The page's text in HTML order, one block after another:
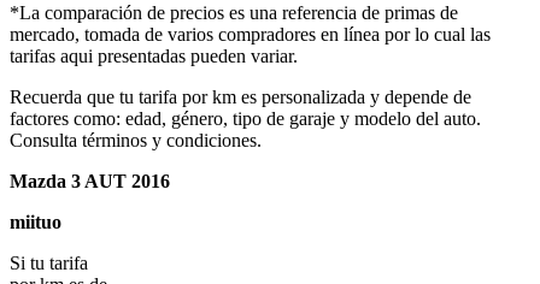
*La comparación de precios es una referencia de primas de
mercado, tomada de varios compradores en línea por lo cual las
tarifas aqui presentadas pueden variar.
Recuerda que tu tarifa por km es personalizada y depende de
factores como: edad, género, tipo de garaje y modelo del auto.
Consulta términos y condiciones.
Mazda 3 AUT 2016
miituo
Si tu tarifa